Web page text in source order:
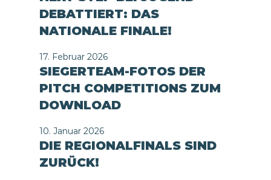
DEBATTIERT: DAS
NATIONALE FINALE!
17. Februar 2026
SIEGERTEAM-FOTOS DER
PITCH COMPETITIONS ZUM
DOWNLOAD
10. Januar 2026
DIE REGIONALFINALS SIND
ZURÜCK!